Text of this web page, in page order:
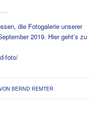
die Fotogalerie unserer
2019. Hier geht’s zu
foto/
BERND REMTER